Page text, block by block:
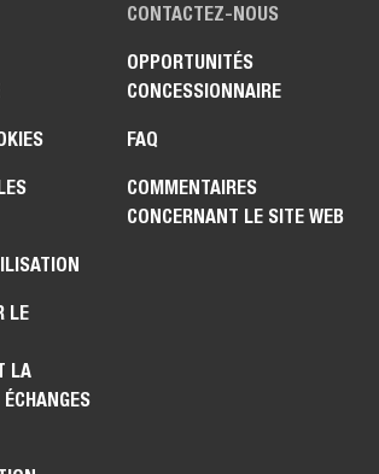
LE
LA
CONTACTEZ-NOUS
OPPORTUNITÉS
CONCESSIONNAIRE
FAQ
COMMENTAIRES
CONCERNANT LE SITE WEB